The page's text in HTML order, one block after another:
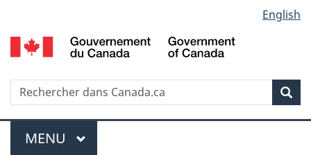
au
contenu
Â«
propos
de
la
HTML
simplifiÃ©e
selection
English
Recherche
Menu
MENU PRINCIPAL